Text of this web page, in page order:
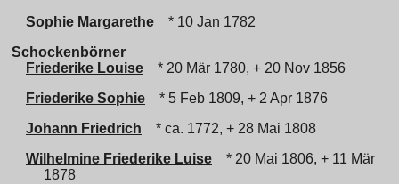
Sophie Margarethe
* 10 Jan 1782
Schockenbörner
Friederike Louise
* 20 Mär 1780, + 20 Nov 1856
Friederike Sophie
* 5 Feb 1809, + 2 Apr 1876
Johann Friedrich
* ca. 1772, + 28 Mai 1808
Wilhelmine Friederike Luise
* 20 Mai 1806, + 11 Mär
1878